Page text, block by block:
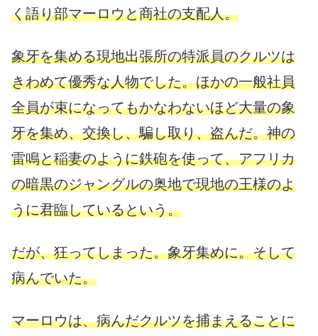
く語り部マーロウと商社の支配人。
象牙を集める現地出張所の特派員のクルツは
きわめて優秀な人物でした。ほかの一般社員
全員が束になってもかなわないほど大量の象
牙を集め、交換し、騙し取り、盗んだ。神の
雷鳴と稲妻のように鉄砲を使って、アフリカ
の暗黒のジャングルの奥地で現地の王様のよ
うに君臨しているという。
だが、狂ってしまった。象牙集めに。そして
病んでいた。
マーロウは、病んだクルツを捕まえることに